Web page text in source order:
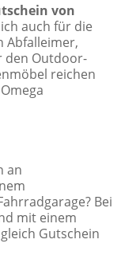
von
auch für die
Abfalleimer,
den Outdoor-
reichen
an
Bei
mit einem
Gutschein